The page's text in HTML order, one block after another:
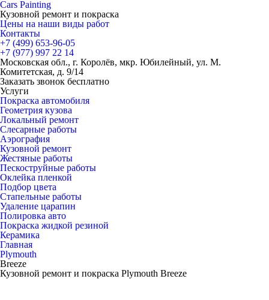
Cars Painting
Кузовной ремонт и покраска
Цены на наши виды работ
Контакты
+7 (499) 653-96-05
+7 (977) 997 22 14
Московская обл., г. Королёв, мкр. Юбилейный, ул. М.
Комитетская, д. 9/14
Заказать звонок бесплатно
Услуги
Покраска автомобиля
Геометрия кузова
Локальный ремонт
Слесарные работы
Аэрография
Кузовной ремонт
Жестяные работы
Пескоструйные работы
Оклейка пленкой
Подбор цвета
Стапельные работы
Удаление царапин
Полировка авто
Покраска жидкой резиной
Керамика
Главная
Plymouth
Breeze
Кузовной ремонт и покраска Plymouth Breeze